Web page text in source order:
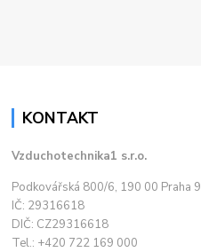
KONTAKT
Vzduchotechnika1 s.r.o.
Podkovářská 800/6, 190 00 Praha 9
IČ: 29316618
DIČ: CZ29316618
Tel.: +420 722 169 000